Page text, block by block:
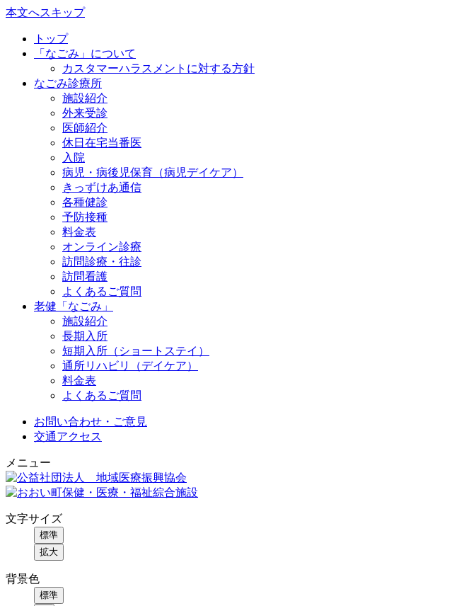
本文へスキップ
トップ
「なごみ」について
カスタマーハラスメントに対する方針
なごみ診療所
施設紹介
外来受診
医師紹介
休日在宅当番医
入院
病児・病後児保育（病児デイケア）
きっずけあ通信
各種健診
予防接種
料金表
オンライン診療
訪問診療・往診
訪問看護
よくあるご質問
老健「なごみ」
施設紹介
長期入所
短期入所（ショートステイ）
通所リハビリ（デイケア）
料金表
よくあるご質問
お問い合わせ・ご意見
交通アクセス
メニュー
文字サイズ
標準
拡大
背景色
標準